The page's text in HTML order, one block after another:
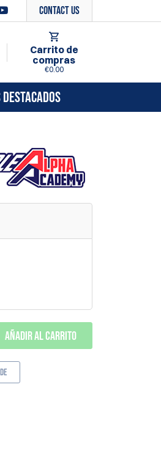
Contact Us
Carrito de
compras
€0.00
Añadir al carrito